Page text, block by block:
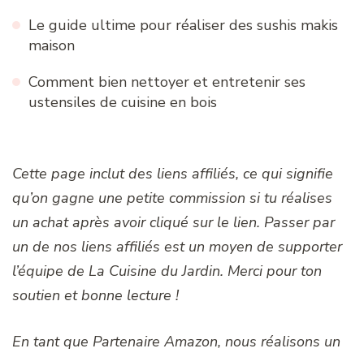
Le guide ultime pour réaliser des sushis makis
maison
Comment bien nettoyer et entretenir ses
ustensiles de cuisine en bois
Cette page inclut des liens affiliés, ce qui signifie
qu’on gagne une petite commission si tu réalises
un achat après avoir cliqué sur le lien. Passer par
un de nos liens affiliés est un moyen de supporter
l’équipe de La Cuisine du Jardin. Merci pour ton
soutien et bonne lecture !
En tant que Partenaire Amazon, nous réalisons un